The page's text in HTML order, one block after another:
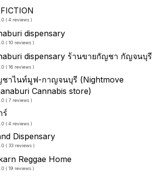
( 4 reviews )
dispensary
( 10 reviews )
dispensary ร้านขายกัญชา กัญจนบุรี
( 16 reviews )
าไนท์มูฟ-กาญจนบุรี (Nightmove
Cannabis store)
( 7 reviews )
ร์
( 4 reviews )
Dispensary
( 33 reviews )
Reggae Home
( 19 reviews )